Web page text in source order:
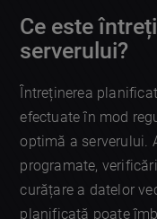
Ce este
serverului?
Întreținerea
efectuate în mod
optimă a serverului.
programate,
curățare a datelor
planificată poate